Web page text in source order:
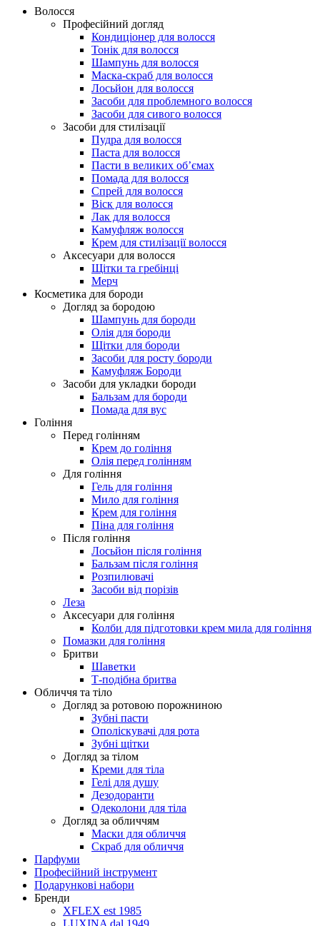
Волосся
Професійний догляд
Кондиціонер для волосся
Тонік для волосся
Шампунь для волосся
Маска-скраб для волосся
Лосьйон для волосся
Засоби для проблемного волосся
Засоби для сивого волосся
Засоби для стилізації
Пудра для волосся
Паста для волосся
Пасти в великих об’ємах
Помада для волосся
Спрей для волосся
Віск для волосся
Лак для волосся
Камуфляж волосся
Крем для стилізації волоcся
Аксесуари для волосся
Щітки та гребінці
Мерч
Косметика для бороди
Догляд за бородою
Шампунь для бороди
Олія для бороди
Щітки для бороди
Засоби для росту бороди
Камуфляж Бороди
Засоби для укладки бороди
Бальзам для бороди
Помада для вус
Гоління
Перед голінням
Крем до гоління
Олія перед голінням
Для гоління
Гель для гоління
Мило для гоління
Крем для гоління
Піна для гоління
Після гоління
Лосьйон після гоління
Бальзам після гоління
Розпилювачі
Засоби від порізів
Леза
Аксесуари для гоління
Колби для підготовки крем мила для гоління
Помазки для гоління
Бритви
Шаветки
Т-подібна бритва
Обличчя та тіло
Догляд за ротовою порожниною
Зубні пасти
Ополіскувачі для рота
Зубні щітки
Догляд за тілом
Креми для тіла
Гелі для душу
Дезодоранти
Одеколони для тіла
Догляд за обличчям
Маски для обличчя
Скраб для обличчя
Парфуми
Професійний інструмент
Подарункові набори
Бренди
XFLEX est 1985
LUXINA dal 1949